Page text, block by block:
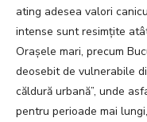
ating adesea valori
intense sunt resimțite
Orașele mari, precum
deosebit de vulnerabile
căldură urbană”, unde
pentru perioade mai